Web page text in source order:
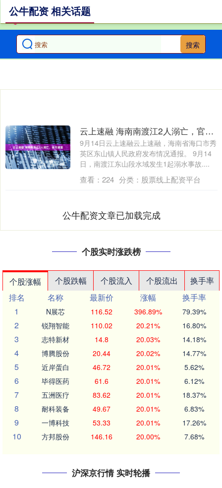
搜索
公牛配资 相关话题
云上速融 海南南渡江2人溺亡，官方通报
9月14日云上速融云上速融，海南省海口市秀
英区东山镇人民政府发布情况通报。 9月14
日，南渡江东山段水域发生1起溺水事故....
查看： 224 分类： 股票线上配资平台
公牛配资文章已加载完成
个股实时涨跌榜
个股涨幅 个股跌幅 个股流入 个股流出
换手率
排名
名称 最新价 涨幅
换手率
1
N展芯 116.52 396.89% 79.39%
2 锐翔智能 110.02 20.21% 16.80%
3 志特新材 14.8 20.03% 14.18%
4 博腾股份 20.44 20.02% 14.77%
5 近岸蛋白 46.72 20.01% 5.62%
6 毕得医药 61.6 20.01% 6.12%
7 五洲医疗 83.62 20.01% 18.37%
8 耐科装备 49.67 20.01% 6.83%
9 一博科技 53.33 20.01% 17.26%
10 方邦股份 146.16 20.00% 7.68%
沪深京行情 实时轮播